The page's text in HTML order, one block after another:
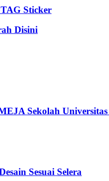
Sticker
Disini
Sekolah Universitas
Sesuai Selera